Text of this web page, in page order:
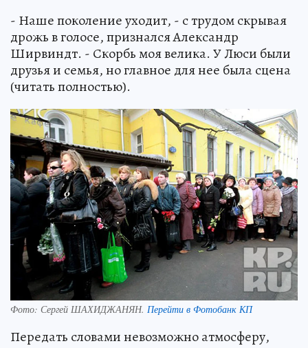
- Наше поколение уходит, - с трудом скрывая
дрожь в голосе, признался Александр
Ширвиндт. - Скорбь моя велика. У Люси были
друзья и семья, но главное для нее была сцена
(читать полностью).
Фото: Сергей ШАХИДЖАНЯН. Перейти в Фотобанк КП
Передать словами невозможно атмосферу,